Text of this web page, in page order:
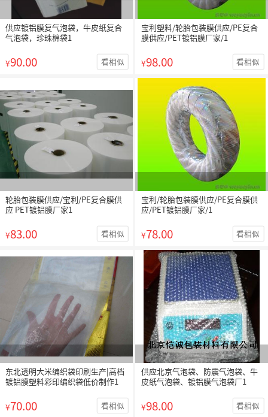
供应镀铝膜复气泡袋，牛皮纸复合
气泡袋，珍珠棉袋1
¥90.00 看相似
宝利塑料/轮胎包装膜供应/PE复合
膜供应/PET镀铝膜厂家/1
¥98.00 看相似
轮胎包装膜供应/宝利/PE复合膜供
应 PET镀铝膜厂家1
¥83.00 看相似
宝利/轮胎包装膜供应/PE复合膜供
应/PET镀铝膜厂家/1
¥78.00 看相似
东北透明大米编织袋印刷生产|高档
镀铝膜塑料彩印编织袋低价制作1
¥70.00 看相似
供应北京气泡袋、防震气泡袋、牛
皮纸气泡袋、镀铝膜气泡袋厂1
¥98.00 看相似